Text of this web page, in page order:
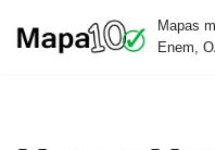
Mapas
Enem,